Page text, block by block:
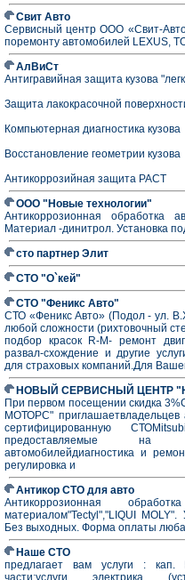
Свит Авто
Cервисный центр ООО «Свит-
поремонту автомобилей LEXUS,
АлВиСт
Антигравийная защита кузова
Защита лакокрасочной
Компьютерная диагностика кузова
Восстановление геометрии кузова
Антикоррозийная защита РАСТ
ООО "Новые технологии"
Антикоррозионная обработка
Материал -динитрол. Установка
сто партнер Элит
СТО "О`кей"
СТО "Феникс Авто"
СТО «Феникс Авто» (Подол - ул.
любой сложности (рихтовочный
подбор красок R-M- ремонт
развал-схождение и другие
для страховых компаний.Для
НОВЫЙ СЕРВИСНЫЙ ЦЕНТР
При первом посещении скидка
МОТОРС"
сертифицированную
предоставляемые на
автомобилейдиагностика и
регулировка и
Антикор СТО для авто
Антикоррозионная
материалом"Tectyl","LIQUI
Без выходных. Форма оплаты
Наше СТО
предлагает вам услуги : кап.
части;услуги электрика